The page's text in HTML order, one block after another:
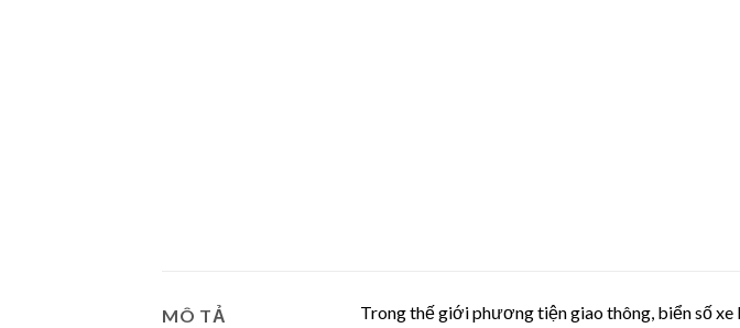
MÔ TẢ
Trong thế giới phương tiện giao thông, biển số xe